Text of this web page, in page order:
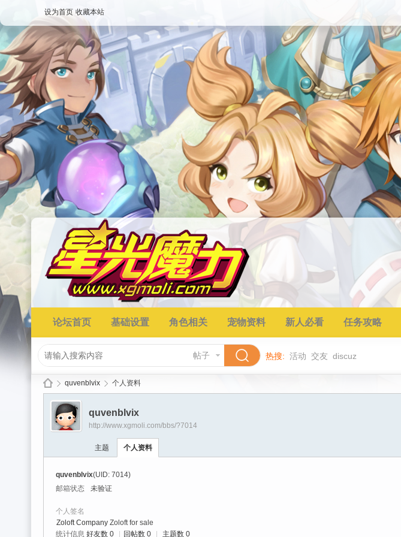
设为首页 收藏本站
论坛首页 基础设置 角色相关 宠物资料 新人必看 任务攻略
帖子 热搜: 活动 交友 discuz
›
quvenblvix 个人资料
quvenblvix
http://www.xgmoli.com/bbs/?7014
主题 个人资料
quvenblvix(UID: 7014)
邮箱状态
未验证
个人签名
Zoloft Company Zoloft for sale
统计信息 好友数 0 回帖数 0 主题数 0